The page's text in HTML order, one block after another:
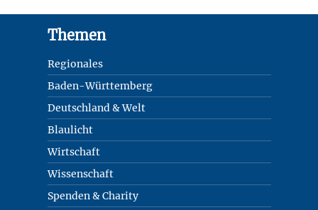
Themen
Regionales
Baden-Württemberg
Deutschland & Welt
Blaulicht
Wirtschaft
Wissenschaft
Spenden & Charity